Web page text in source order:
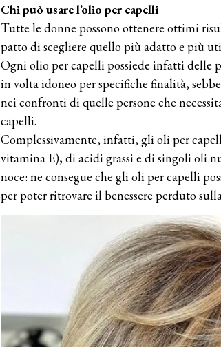
Chi può usare l’olio per capelli
Tutte le donne possono ottenere ottimi
patto di scegliere quello più adatto e più
Ogni olio per capelli possiede infatti delle
in volta idoneo per specifiche finalità,
nei confronti di quelle persone che
capelli.
Complessivamente, infatti, gli oli per
vitamina E), di acidi grassi e di singoli oli
noce: ne consegue che gli oli per capelli
per poter ritrovare il benessere perduto